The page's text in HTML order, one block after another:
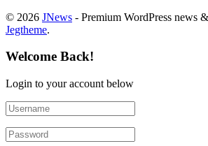
© 2026 JNews - Premium WordPress news
Jegtheme.
Welcome Back!
Login to your account below